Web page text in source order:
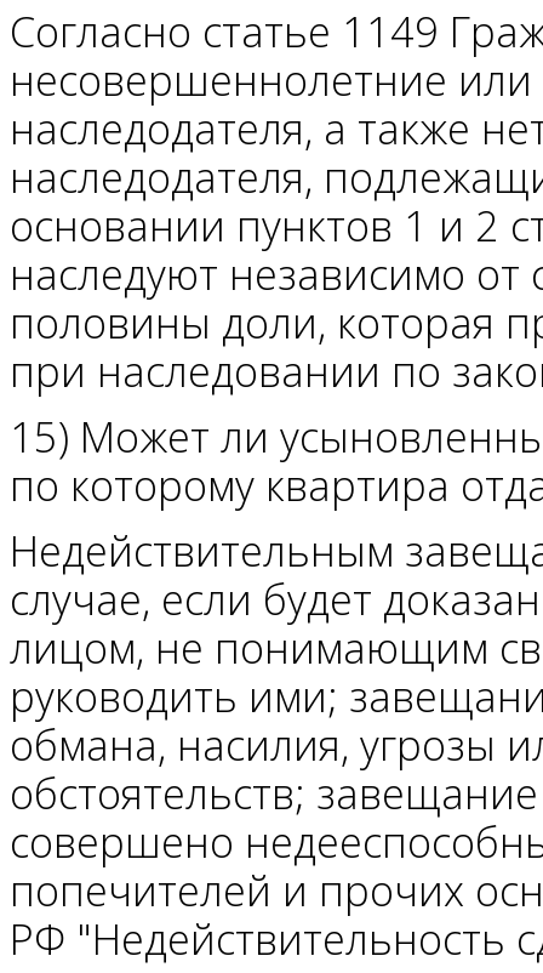
Согласно статье 1149
несовершеннолетние
наследодателя, а также
наследодателя,
основании пунктов 1 и 2
наследуют независимо
половины доли, которая
при наследовании по
15) Может ли
по которому квартира
Недействительным
случае, если будет
лицом, не понимающим
руководить ими;
обмана, насилия, угрозы
обстоятельств;
совершено
попечителей и прочих
РФ "Недействительность